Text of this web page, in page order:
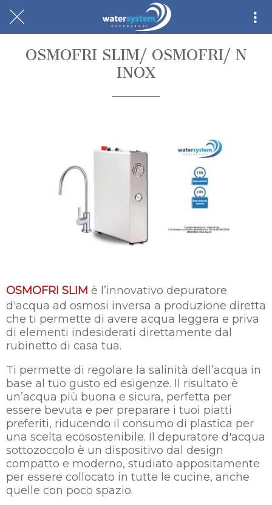
OSMOFRI SLIM/ OSMOFRI/ N
INOX
OSMOFRI SLIM è l’innovativo depuratore
d'acqua ad osmosi inversa a produzione diretta
che ti permette di avere acqua leggera e priva
di elementi indesiderati direttamente dal
rubinetto di casa tua.
Ti permette di regolare la salinità dell’acqua in
base al tuo gusto ed esigenze. Il risultato è
un’acqua più buona e sicura, perfetta per
essere bevuta e per preparare i tuoi piatti
preferiti, riducendo il consumo di plastica per
una scelta ecosostenibile. Il depuratore d'acqua
sottozoccolo è un dispositivo dal design
compatto e moderno, studiato appositamente
per essere collocato in tutte le cucine, anche
quelle con poco spazio.